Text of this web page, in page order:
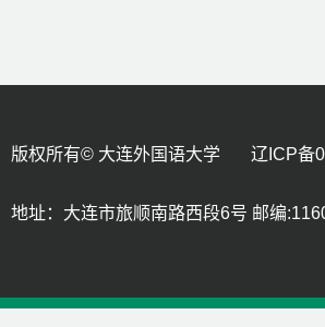
版权所有© 大连外国语大学 辽ICP备
地址：大连市旅顺南路西段6号 邮编